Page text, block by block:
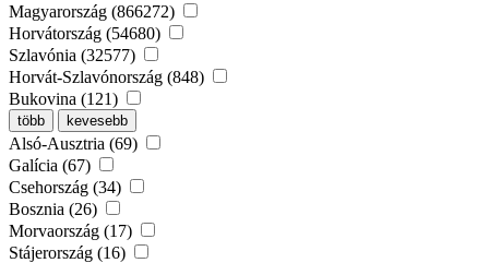
Magyarország (866272)
Horvátország (54680)
Szlavónia (32577)
Horvát-Szlavónország (848)
Bukovina (121)
több kevesebb
Alsó-Ausztria (69)
Galícia (67)
Csehország (34)
Bosznia (26)
Morvaország (17)
Stájerország (16)